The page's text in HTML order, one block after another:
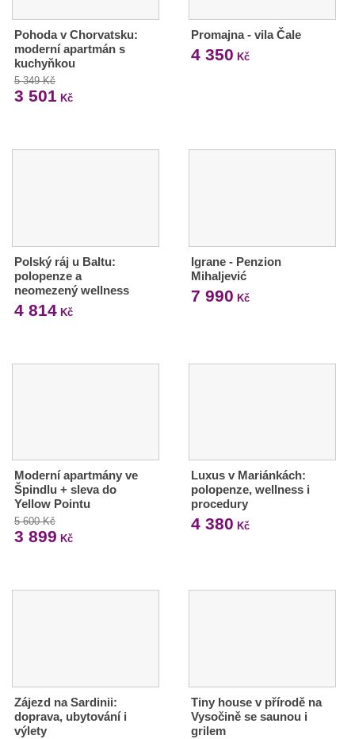
Pohoda v Chorvatsku:
moderní apartmán s
kuchyňkou
5 349 Kč
3 501 Kč
Promajna - vila Čale
4 350 Kč
Polský ráj u Baltu:
polopenze a
neomezený wellness
4 814 Kč
Igrane - Penzion
Mihaljević
7 990 Kč
Moderní apartmány ve
Špindlu + sleva do
Yellow Pointu
5 600 Kč
3 899 Kč
Luxus v Mariánkách:
polopenze, wellness i
procedury
4 380 Kč
Zájezd na Sardinii:
doprava, ubytování i
výlety
Tiny house v přírodě na
Vysočině se saunou i
grilem